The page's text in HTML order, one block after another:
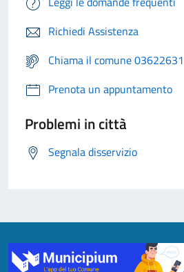
Richiedi Assistenza
Chiama il comune 03622631
Prenota un appuntamento
Problemi in città
Segnala disservizio